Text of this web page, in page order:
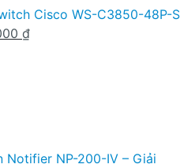
Cisco WS-C3850-48P-S
₫Giá
Notifier NP-200-IV – Giải